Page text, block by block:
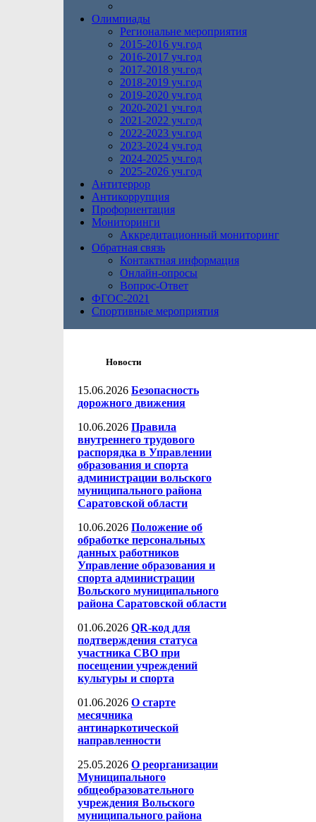
Олимпиады
Региональне мероприятия
2015-2016 уч.год
2016-2017 уч.год
2017-2018 уч.год
2018-2019 уч.год
2019-2020 уч.год
2020-2021 уч.год
2021-2022 уч.год
2022-2023 уч.год
2023-2024 уч.год
2024-2025 уч.год
2025-2026 уч.год
Антитеррор
Антикоррупция
Профориентация
Мониторинги
Аккредитационный мониторинг
Обратная связь
Контактная информация
Онлайн-опросы
Вопрос-Ответ
ФГОС-2021
Спортивные мероприятия
Новости
15.06.2026 Безопасность
дорожного движения
10.06.2026 Правила
внутреннего трудового
распорядка в Управлении
образования и спорта
администрации вольского
муниципального района
Саратовской области
10.06.2026 Положение об
обработке персональных
данных работников
Управление образования и
спорта администрации
Вольского муниципального
района Саратовской области
01.06.2026 QR-код для
подтверждения статуса
участника СВО при
посещении учреждений
культуры и спорта
01.06.2026 О старте
месячника
антинаркотической
направленности
25.05.2026 О реорганизации
Муниципального
общеобразовательного
учреждения Вольского
муниципального района